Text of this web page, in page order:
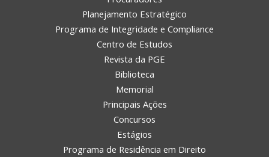
Planejamento Estratégico
Programa de Integridade e Compliance
Centro de Estudos
Revista da PGE
Biblioteca
Memorial
Principais Ações
Concursos
Estágios
Programa de Residência em Direito